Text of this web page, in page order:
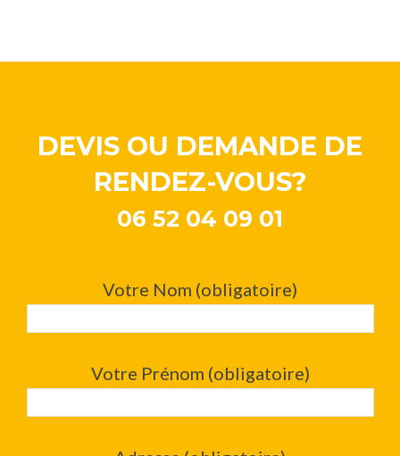
DEVIS OU DEMANDE DE
RENDEZ-VOUS?
06 52 04 09 01
Votre Nom (obligatoire)
Votre Prénom (obligatoire)